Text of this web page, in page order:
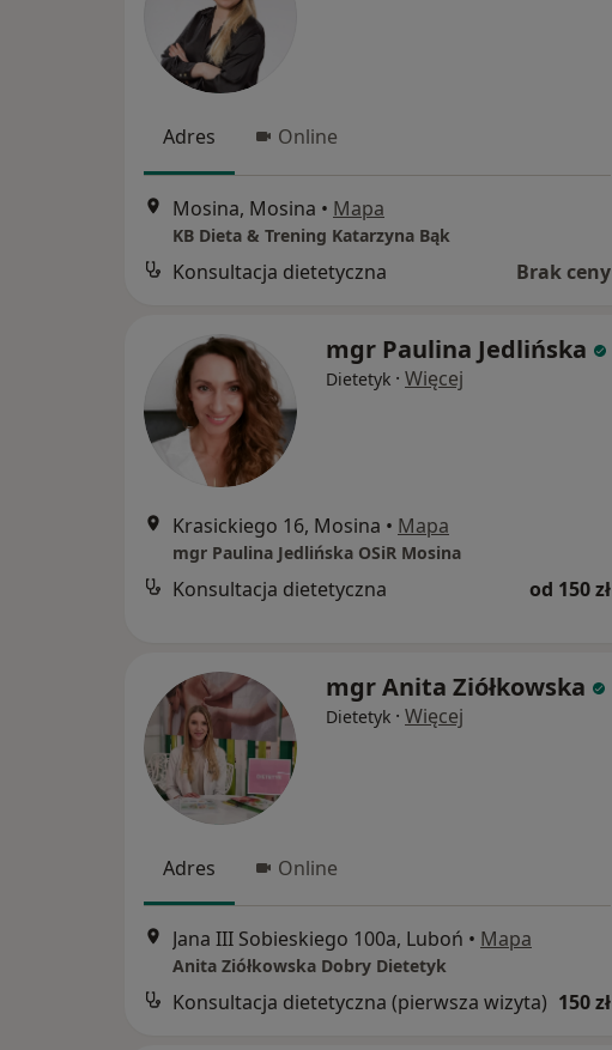
Adres Online
Mosina, Mosina • Mapa
KB Dieta & Trening Katarzyna Bąk
Konsultacja dietetyczna Brak ceny
mgr Paulina Jedlińska
Dietetyk · Więcej
Krasickiego 16, Mosina • Mapa
mgr Paulina Jedlińska OSiR Mosina
Konsultacja dietetyczna od 150 zł
mgr Anita Ziółkowska
Dietetyk · Więcej
Adres Online
Jana III Sobieskiego 100a, Luboń • Mapa
Anita Ziółkowska Dobry Dietetyk
Konsultacja dietetyczna (pierwsza wizyta) 150 zł